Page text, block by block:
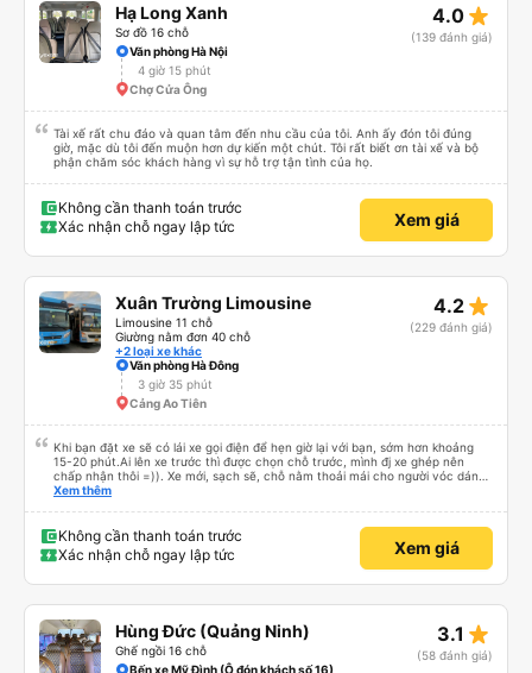
Hạ Long Xanh
Sơ đồ 16 chỗ
4.0 star_rate
(139 đánh giá)
Văn phòng Hà Nội
4 giờ 15 phút
Chợ Cửa Ông
Tài xế rất chu đáo và quan tâm đến nhu cầu của tôi. Anh ấy đón tôi đúng
giờ, mặc dù tôi đến muộn hơn dự kiến ​​một chút. Tôi rất biết ơn tài xế và bộ
phận chăm sóc khách hàng vì sự hỗ trợ tận tình của họ.
Không cần thanh toán trước
Xác nhận chỗ ngay lập tức
Xem giá
Xuân Trường Limousine
Limousine 11 chỗ
Giường nằm đơn 40 chỗ
+2 loại xe khác
4.2 star_rate
(229 đánh giá)
Văn phòng Hà Đông
3 giờ 35 phút
Cảng Ao Tiên
Khi bạn đặt xe sẽ có lái xe gọi điện để hẹn giờ lại với bạn, sớm hơn khoảng
15-20 phút.Ai lên xe trước thì được chọn chỗ trước, mình đj xe ghép nên
chấp nhận thôi =)). Xe mới, sạch sẽ, chỗ nằm thoải mái cho người vóc dáng
vừa ( ai m8 người thì hơi vướng víu xíu ha ). Hừm xe mới, điều hoà lạnh sâu
trong chuyến đi tỉnh dậy sương sương khoảng 2-3 lần nhưng vẫn ngủ ngon
(may béo nên dễ ngủ tỉnh là ngủ típ ). Nhà xe nên mắc cái rèm hay màn
nhựa ngăn cách khách với lái xe, ổm cho 2 bên. Nói chung mình rất có thiện
Xem thêm
Không cần thanh toán trước
Xác nhận chỗ ngay lập tức
Xem giá
Hùng Đức (Quảng Ninh)
Ghế ngồi 16 chỗ
3.1 star_rate
(58 đánh giá)
Bến xe Mỹ Đình (Ô đón khách số 16)